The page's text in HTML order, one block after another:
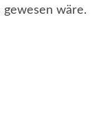
gewesen wäre.